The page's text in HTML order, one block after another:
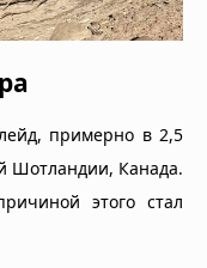
примерно в 2,5
Шотландии, Канада.
этого стал